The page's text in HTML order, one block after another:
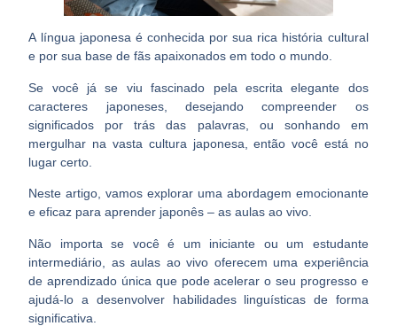
A língua japonesa é conhecida por sua rica história cultural
e por sua base de fãs apaixonados em todo o mundo.
Se você já se viu fascinado pela escrita elegante dos
caracteres japoneses, desejando compreender os
significados por trás das palavras, ou sonhando em
mergulhar na vasta cultura japonesa, então você está no
lugar certo.
Neste artigo, vamos explorar uma abordagem emocionante
e eficaz paraaprender japonês – as aulas ao vivo.
Não importa se você é um iniciante ou um estudante
intermediário, as aulas ao vivo oferecem uma experiência
de aprendizado única que pode acelerar o seu progresso e
ajudá-lo a desenvolver habilidades linguísticas de forma
significativa.